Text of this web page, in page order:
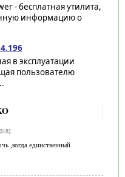
- бесплатная утилита,
информацию о
в эксплуатации
пользователю
,когда единственный